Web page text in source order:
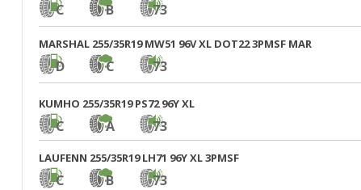
C B 73
MARSHAL 255/35R19 MW51 96V XL DOT22 3PMSF MAR
D C 73
KUMHO 255/35R19 PS72 96Y XL
C A 73
LAUFENN 255/35R19 LH71 96Y XL 3PMSF
C B 73